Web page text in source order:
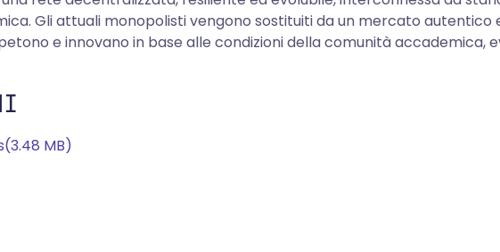
Gli attuali monopolisti vengono sostituiti da un mercato
e innovano in base alle condizioni della comunità accademica,
(3.48 MB)